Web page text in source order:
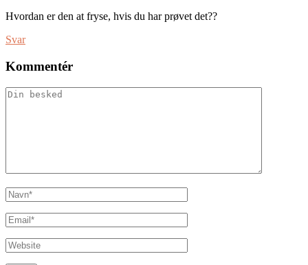
Hvordan er den at fryse, hvis du har prøvet det??
Svar
Kommentér